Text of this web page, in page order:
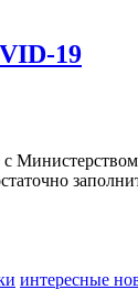
19
интересные